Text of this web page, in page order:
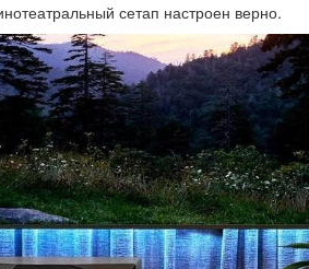
сетап настроен верно.